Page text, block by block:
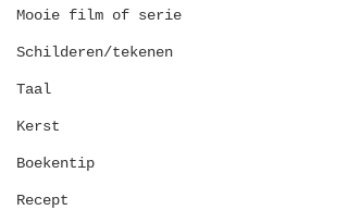
Mooie film of serie
Schilderen/tekenen
Taal
Kerst
Boekentip
Recept